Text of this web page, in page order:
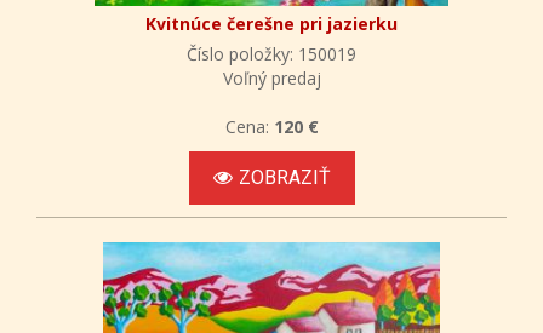
Kvitnúce čerešne pri jazierku
Číslo položky: 150019
Voľný predaj
Cena: 120 €
ZOBRAZIŤ